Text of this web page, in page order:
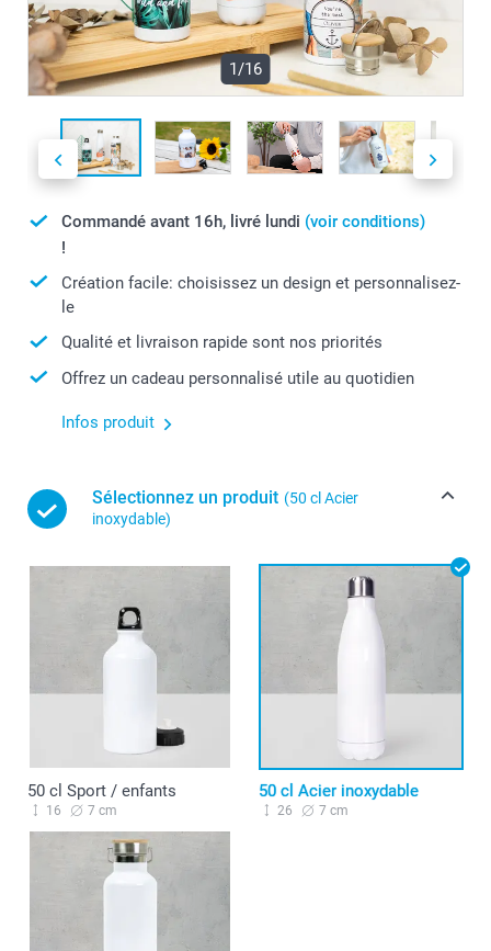
1/16
Commandé avant 16h, livré lundi (voir conditions)
!
Création facile: choisissez un design et personnalisez-
le
Qualité et livraison rapide sont nos priorités
Offrez un cadeau personnalisé utile au quotidien
Infos produit
Sélectionnez un produit (50 cl Acier
inoxydable)
50 cl Sport / enfants
16 7 cm
50 cl Acier inoxydable
26 7 cm